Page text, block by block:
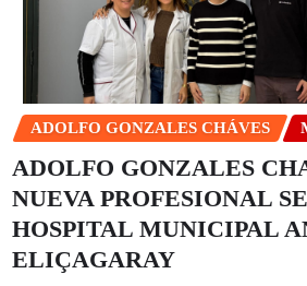
ADOLFO GONZALES CHÁVES
ADOLFO GONZALES
NUEVA PROFESIONAL
HOSPITAL MUNICIPAL
ELIÇAGARAY